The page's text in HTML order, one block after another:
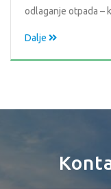
odlaganje otpada –
Dalje